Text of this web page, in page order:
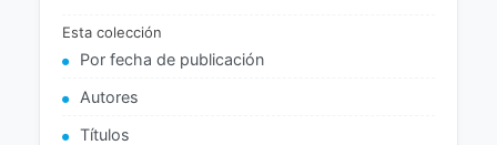
Esta colección
Por fecha de publicación
Autores
Títulos